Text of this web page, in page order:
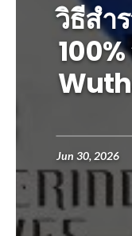
วิธีสำ
100%
Jun 30, 2026